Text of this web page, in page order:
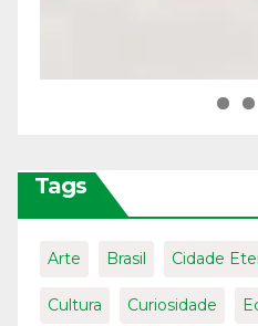
Tags
Arte Brasil Cidade
Cultura Curiosidade